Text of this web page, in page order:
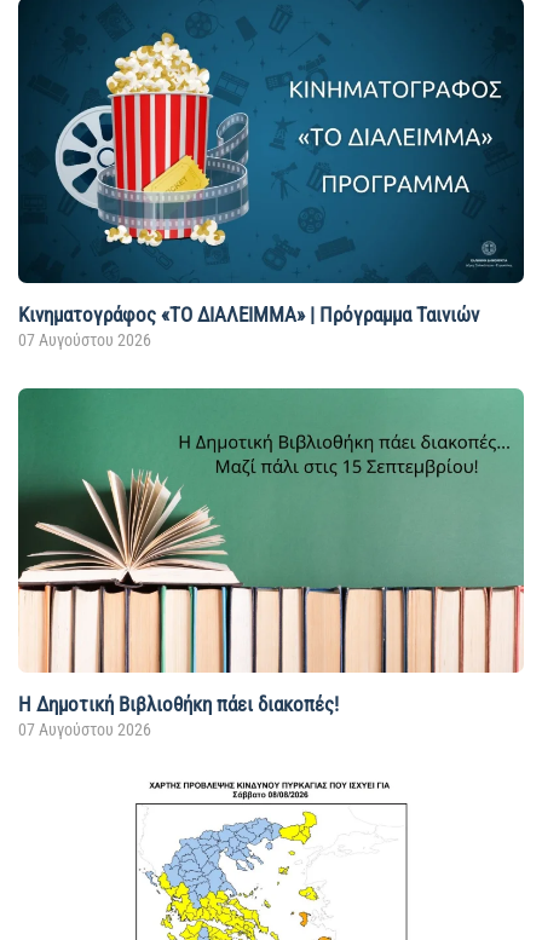
Κινηματογράφος «ΤΟ ΔΙΑΛΕΙΜΜΑ» | Πρόγραμμα Ταινιών
07 Αυγούστου 2026
Η Δημοτική Βιβλιοθήκη πάει διακοπές!
07 Αυγούστου 2026